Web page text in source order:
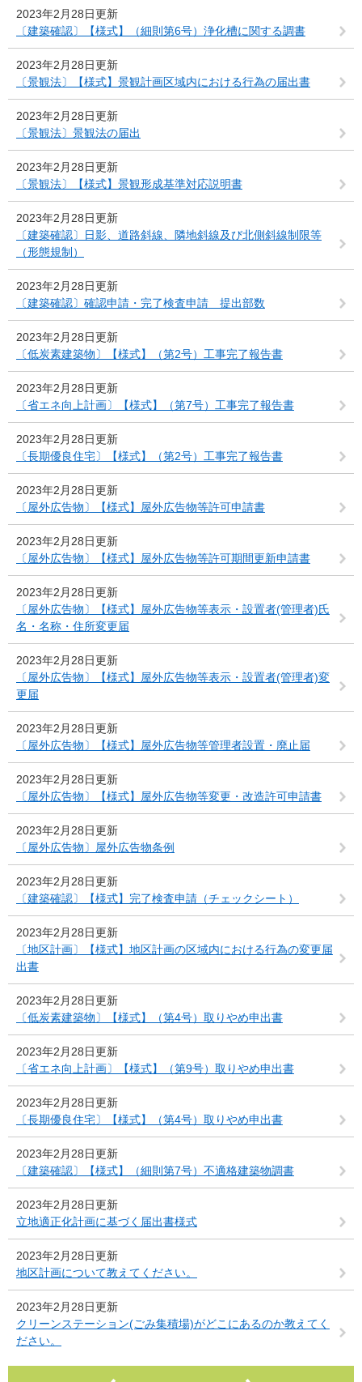
2023年2月28日更新
〔建築確認〕【様式】（細則第6号）浄化槽に関する調書
2023年2月28日更新
〔景観法〕【様式】景観計画区域内における行為の届出書
2023年2月28日更新
〔景観法〕景観法の届出
2023年2月28日更新
〔景観法〕【様式】景観形成基準対応説明書
2023年2月28日更新
〔建築確認〕日影、道路斜線、隣地斜線及び北側斜線制限等
（形態規制）
2023年2月28日更新
〔建築確認〕確認申請・完了検査申請 提出部数
2023年2月28日更新
〔低炭素建築物〕【様式】（第2号）工事完了報告書
2023年2月28日更新
〔省エネ向上計画〕【様式】（第7号）工事完了報告書
2023年2月28日更新
〔長期優良住宅〕【様式】（第2号）工事完了報告書
2023年2月28日更新
〔屋外広告物〕【様式】屋外広告物等許可申請書
2023年2月28日更新
〔屋外広告物〕【様式】屋外広告物等許可期間更新申請書
2023年2月28日更新
〔屋外広告物〕【様式】屋外広告物等表示・設置者(管理者)氏
名・名称・住所変更届
2023年2月28日更新
〔屋外広告物〕【様式】屋外広告物等表示・設置者(管理者)変
更届
2023年2月28日更新
〔屋外広告物〕【様式】屋外広告物等管理者設置・廃止届
2023年2月28日更新
〔屋外広告物〕【様式】屋外広告物等変更・改造許可申請書
2023年2月28日更新
〔屋外広告物〕屋外広告物条例
2023年2月28日更新
〔建築確認〕【様式】完了検査申請（チェックシート）
2023年2月28日更新
〔地区計画〕【様式】地区計画の区域内における行為の変更届
出書
2023年2月28日更新
〔低炭素建築物〕【様式】（第4号）取りやめ申出書
2023年2月28日更新
〔省エネ向上計画〕【様式】（第9号）取りやめ申出書
2023年2月28日更新
〔長期優良住宅〕【様式】（第4号）取りやめ申出書
2023年2月28日更新
〔建築確認〕【様式】（細則第7号）不適格建築物調書
2023年2月28日更新
立地適正化計画に基づく届出書様式
2023年2月28日更新
地区計画について教えてください。
2023年2月28日更新
クリーンステーション(ごみ集積場)がどこにあるのか教えてく
ださい。